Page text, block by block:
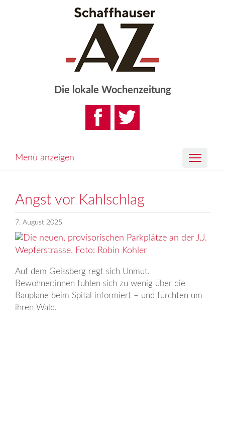
Die lokale Wochenzeitung
Menü anzeigen
Angst vor Kahlschlag
7. August 2025
Auf dem Geissberg regt sich Unmut.
Bewohner:innen fühlen sich zu wenig über die
Baupläne beim Spital informiert – und fürchten um
ihren Wald.